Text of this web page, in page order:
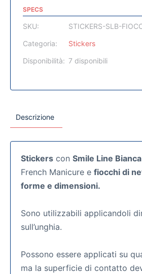
SPECS
SKU:
STICKERS-SLB-
Categoria:
Stickers
Disponibilità: 7 disponibili
Descrizione
Stickers con Smile Line
French Manicure e fiocchi di
forme e dimensioni.
Sono utilizzabili applicandoli
sull’unghia.
Possono essere applicati su
ma la superficie di contatto